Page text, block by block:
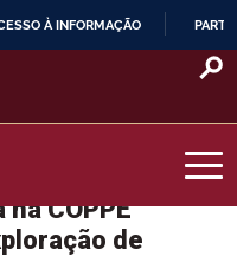
À INFORMAÇÃO
COPPE
de